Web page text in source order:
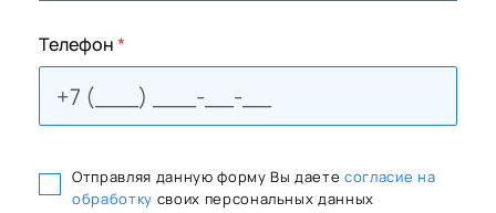
Телефон*
Отправляя данную форму Вы даете согласие на
обработку своих персональных данных